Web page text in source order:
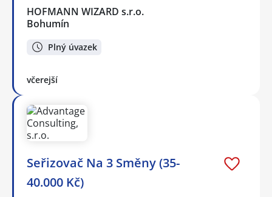
HOFMANN WIZARD s.r.o.
Bohumín
Plný úvazek
včerejší
Seřizovač Na 3 Směny (35-
40.000 Kč)